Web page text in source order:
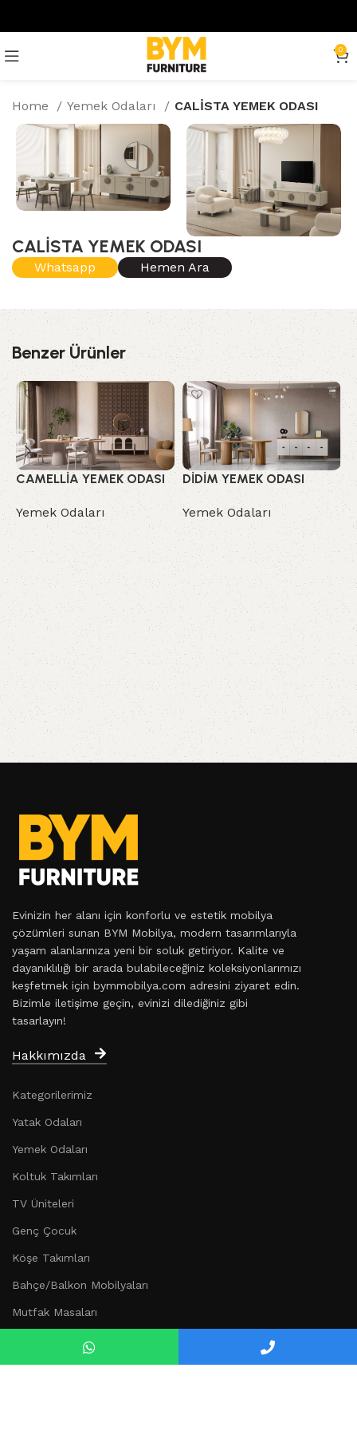
0
Home Yemek Odaları CALİSTA YEMEK ODASI
CALİSTA YEMEK ODASI
Whatsapp Hemen Ara
Benzer Ürünler
CAMELLİA YEMEK ODASI
Yemek Odaları
DİDİM YEMEK ODASI
Yemek Odaları
Evinizin her alanı için konforlu ve estetik mobilya
çözümleri sunan BYM Mobilya, modern tasarımlarıyla
yaşam alanlarınıza yeni bir soluk getiriyor. Kalite ve
dayanıklılığı bir arada bulabileceğiniz koleksiyonlarımızı
keşfetmek için bymmobilya.com adresini ziyaret edin.
Bizimle iletişime geçin, evinizi dilediğiniz gibi
tasarlayın!
Hakkımızda
Kategorilerimiz
Yatak Odaları
Yemek Odaları
Koltuk Takımları
TV Üniteleri
Genç Çocuk
Köşe Takımları
Bahçe/Balkon Mobilyaları
Mutfak Masaları